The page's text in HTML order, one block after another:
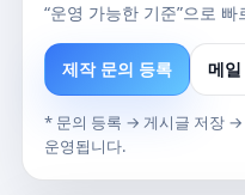
“운영 가능한 기준”으로
제작 문의 등록 메
* 문의 등록 → 게시글 저장 →
운영됩니다.